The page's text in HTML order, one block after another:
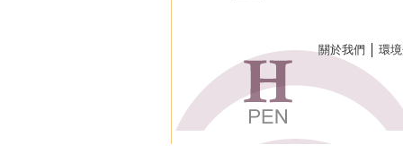
關於我們 環